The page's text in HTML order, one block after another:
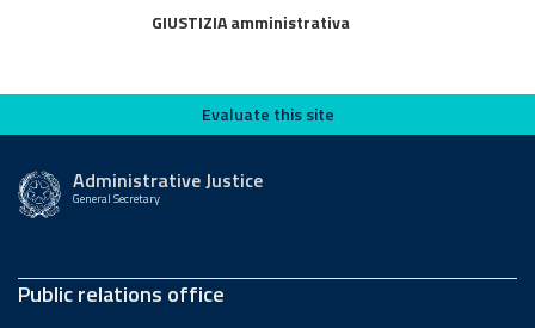
GIUSTIZIA amministrativa
Evaluate this siteEvaluate this site
Administrative Justice
General Secretary
Public relations office